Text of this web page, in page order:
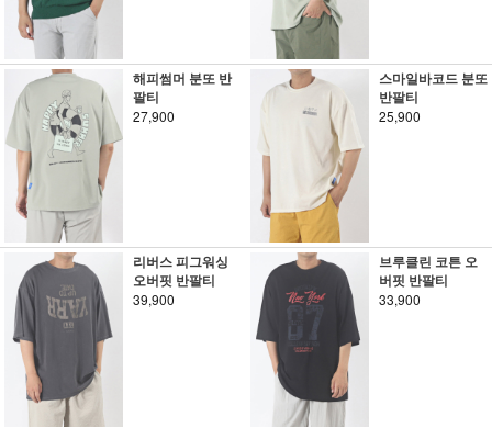
해피썸머 분또 반
팔티
27,900
스마일바코드 분또
반팔티
25,900
리버스 피그워싱
오버핏 반팔티
39,900
브루클린 코튼 오
버핏 반팔티
33,900